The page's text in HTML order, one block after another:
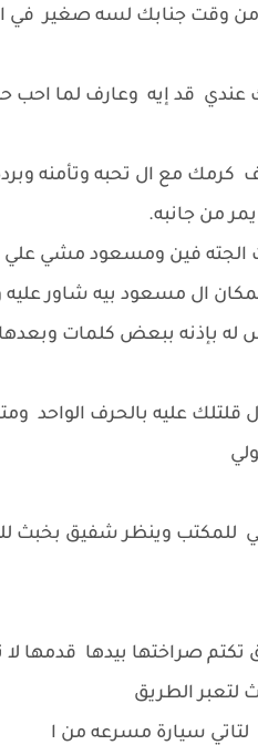
من وقت جنابك لسه صغير في
قد إيه وعارف لما احب
كرمك مع ال تحبه وتأمنه
من جانبه.
الجته فين ومسعود مشي علي
ال مسعود بيه شاور
بإذنه ببعض كلمات وبعدها
عليه بالحرف الواحد
للمكتب وينظر شفيق بخبث
صراختها بيدها قدمها لا
لتعبر الطريق
سيارة مسرعه من ا